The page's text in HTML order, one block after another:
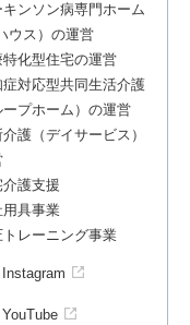
キンソン病専門ホーム
ウス）の運営
特化型住宅の運営
症対応型共同生活介護
ープホーム）の運営
介護（デイサービス）
介護支援
用具事業
トレーニング事業
Instagram
YouTube